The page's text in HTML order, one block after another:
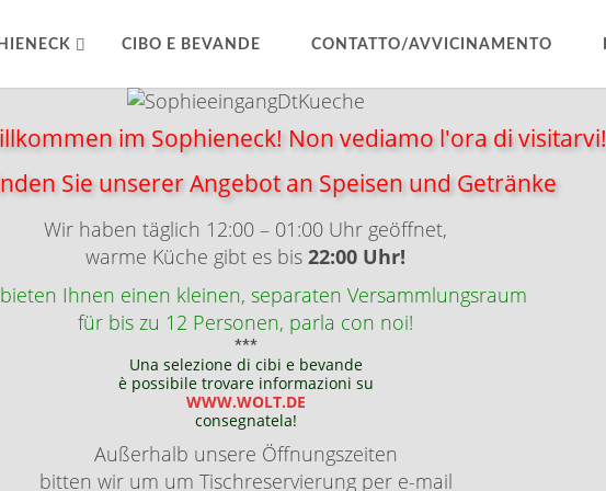
CIBO E BEVANDE CONTATTO/AVVICINAMENTO
im Sophieneck! Non vediamo l'ora di visitarvi!
Sie unsererAngebot an Speisen und Getränke
Wir haben täglich 12:00 – 01:00 Uhr geöffnet,
warme Küche gibt es bis 22:00 Uhr!
Ihnen einen kleinen, separaten Versammlungsraum
für bis zu 12 Personen, parla con noi!
***
Una selezione di cibi e bevande
è possibile trovare informazioni su
WWW.WOLT.DE
consegnatela!
Außerhalb unsere Öffnungszeiten
bitten wir um um Tischreservierung per e-mail